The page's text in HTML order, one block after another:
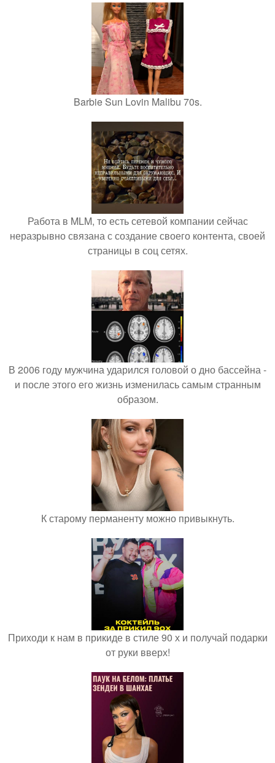
Barbie Sun Lovin Malibu 70s.
Работа в MLM, то есть сетевой компании сейчас
неразрывно связана с создание своего контента, своей
страницы в соц сетях.
В 2006 году мужчина ударился головой о дно бассейна -
и после этого его жизнь изменилась самым странным
образом.
К старому перманенту можно привыкнуть.
Приходи к нам в прикиде в стиле 90 х и получай подарки
от руки вверх!